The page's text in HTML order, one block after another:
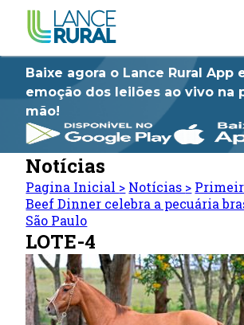
Baixe agora o Lance Rural App
emoção dos leilões ao vivo na
mão!
Notícias
Pagina Inicial > Notícias >
Beef Dinner celebra a pecuária
São Paulo
LOTE-4